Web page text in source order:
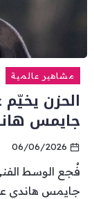
مشاهير عالمية
الحزن
جايمس
06/06/2026
فُجع الوسط
جايمس هاندي عن عمر 81